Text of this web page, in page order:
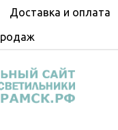
Доставка и оплата